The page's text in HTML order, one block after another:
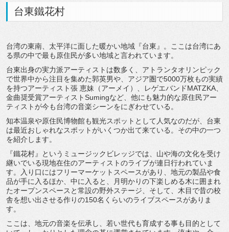
台東鐵花村
台湾の東南、太平洋に面した暖かい地域『台東』。ここは台湾にあ
る県の中で最も原住民が多い地域と言われています。
台東出身の実力派アーティストは数多く、アトランタオリンピック
で世界中から注目を集めた郭英男や、アジア圏で5000万枚もの実績
を持つアーティスト張 恵妹（アーメイ）、レゲエバンドMATZKA、
金曲奨受賞アーティストSumingなど、他にも魅力的な原住民アー
ティストが今も台湾の音楽シーンをにぎわせている。
知本温泉や原住民博物館も観光スポットとして人気なのだが、台東
は最近おしゃれなスポットがいくつか出て来ている。その中の一つ
を紹介します。
『鐵花村』というミュージックビレッジでは、山や海の文化を受け
継いでいる現地在住のアーティストのライブが連日行われていま
す。入り口にはフリーマーケットスペースがあり、地元の製品や食
品が手に入るほか、中に入ると、月明かりの下楽しめる木に囲まれ
たオープンスペースと常設の野外ステージ、そして、木目で昔の校
舎を想い出させる作りの150名くらいのライブスペースがありま
す。
ここは、地元の音楽を伝承し、若い世代も育成する事も目的として